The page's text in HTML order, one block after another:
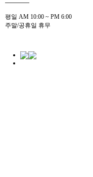
평일 AM 10:00 ~ PM 6:00
주말/공휴일 휴무